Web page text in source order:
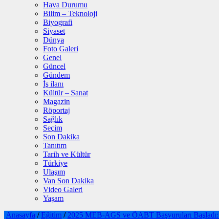
Hava Durumu
Bilim – Teknoloji
Biyografi
Siyaset
Dünya
Foto Galeri
Genel
Güncel
Gündem
İş ilanı
Kültür – Sanat
Magazin
Röportaj
Sağlık
Seçim
Son Dakika
Tanıtım
Tarih ve Kültür
Türkiye
Ulaşım
Van Son Dakika
Video Galeri
Yaşam
Anasayfa / Eğitim / 2025 MEB-AGS ve ÖABT Başvuruları